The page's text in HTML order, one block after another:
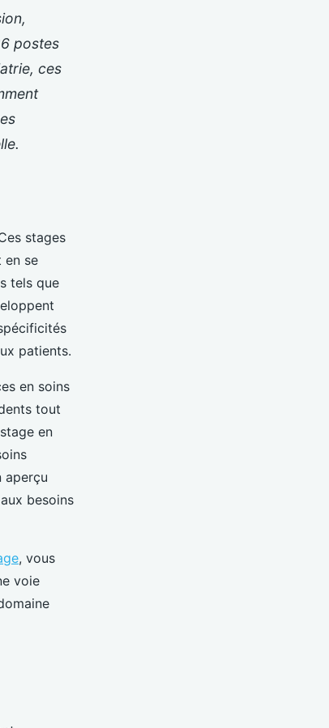
postes
ces
stages
en se
tels que
patients.
en soins
tout
en
aperçu
besoins
, vous
voie